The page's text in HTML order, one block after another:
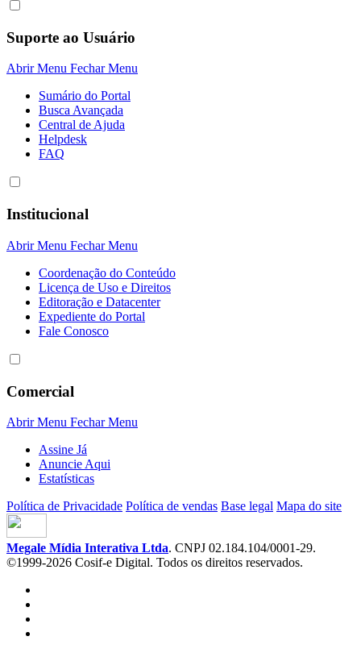
Suporte ao Usuário
Abrir Menu Fechar Menu
Sumário do Portal
Busca Avançada
Central de Ajuda
Helpdesk
FAQ
Institucional
Abrir Menu Fechar Menu
Coordenação do Conteúdo
Licença de Uso e Direitos
Editoração e Datacenter
Expediente do Portal
Fale Conosco
Comercial
Abrir Menu Fechar Menu
Assine Já
Anuncie Aqui
Estatísticas
Política de Privacidade Política de vendas Base legal Mapa do site
Megale Mídia Interativa Ltda. CNPJ 02.184.104/0001-29.
©1999-2026 Cosif-e Digital. Todos os direitos reservados.